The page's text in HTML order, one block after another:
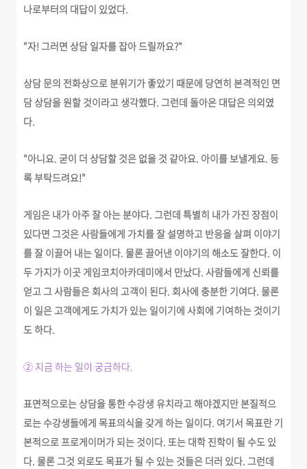
나로부터의 대답이 있었다.
"자! 그러면 상담 일자를 잡아 드릴까요?"
상담 문의 전화상으로 분위기가 좋았기 때문에 당연히 본격적인 면
담 상담을 원할 것이라고 생각했다. 그런데 돌아온 대답은 의외였
다.
"아니요. 굳이 더 상담할 것은 없을 것 같아요. 아이를 보낼게요. 등
록 부탁드려요!"
게임은 내가 아주 잘 아는 분야다. 그런데 특별히 내가 가진 장점이
있다면 그것은 사람들에게 가치를 잘 설명하고 반응을 살펴 이야기
를 잘 이끌어 내는 일이다. 물론 끌어낸 이야기의 해소도 잘한다. 이
두 가지가 이곳 게임코치아카데미에서 만났다. 사람들에게 신뢰를
얻고 그 사람들은 회사의 고객이 된다. 회사에 충분한 기여다. 물론
이 일은 고객에게도 가치가 있는 일이기에 사회에 기여하는 것이기
도 하다.
② 지금 하는 일이 궁금하다.
표면적으로는 상담을 통한 수강생 유치라고 해야겠지만 본질적으
로는 수강생들에게 목표의식을 갖게 하는 일이다. 여기서 목표란 기
본적으로 프로게이머가 되는 것이다. 또는 대학 진학이 될 수도 있
다. 물론 그것 외로도 목표가 될 수 있는 것들은 더러 있다. 그런데